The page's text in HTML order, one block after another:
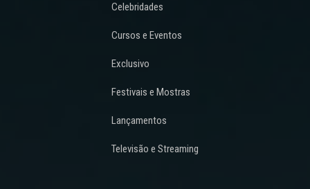
Celebridades
Cursos e Eventos
Exclusivo
Festivais e Mostras
Lançamentos
Televisão e Streaming